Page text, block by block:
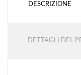
DESCRIZIONE
DETTAGLI DEL